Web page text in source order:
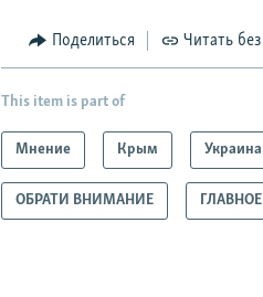
Поделиться Читать без
This item is part of
Мнение Крым Украина
ОБРАТИ ВНИМАНИЕ